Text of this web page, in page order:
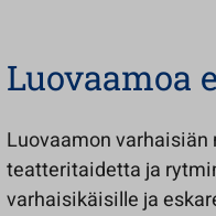
Luovaamoa
Luovaamon
teatteritaidetta ja
varhaisikäisille ja